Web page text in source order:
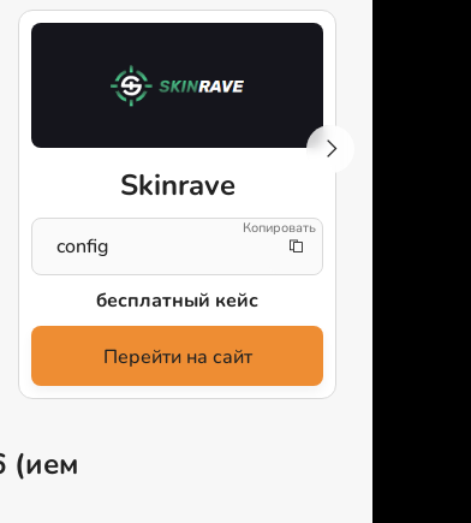
Skinrave
config
бесплатный кейс
Перейти на сайт
(ием